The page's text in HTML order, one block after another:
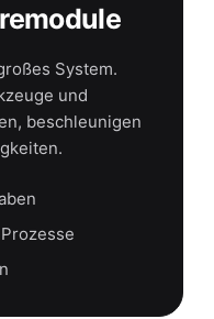
System.
und
beschleunigen